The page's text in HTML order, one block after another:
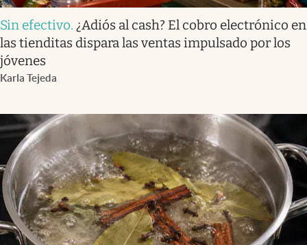
Sin efectivo. ¿Adiós al cash? El cobro electrónico en
las tienditas dispara las ventas impulsado por los
jóvenes
Karla Tejeda